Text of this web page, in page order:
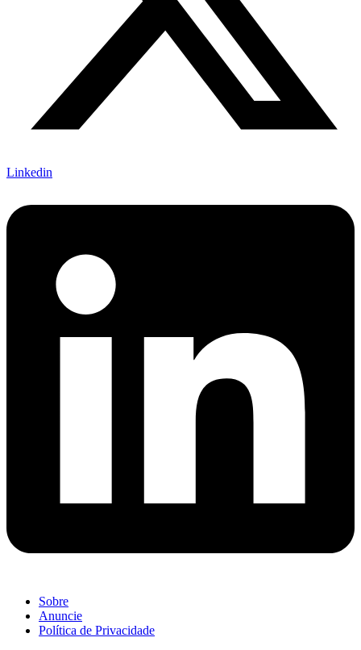
Linkedin
Sobre
Anuncie
Política de Privacidade